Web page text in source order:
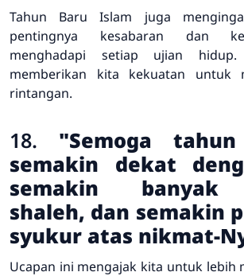
Tahun Baru Islam juga
pentingnya kesabaran dan
menghadapi setiap ujian hidup.
memberikan kita kekuatan untuk
rintangan.
18. "Semoga
semakin dekat
semakin banyak
shaleh, dan semakin
syukur atas nikmat-
Ucapan ini mengajak kita untuk lebih